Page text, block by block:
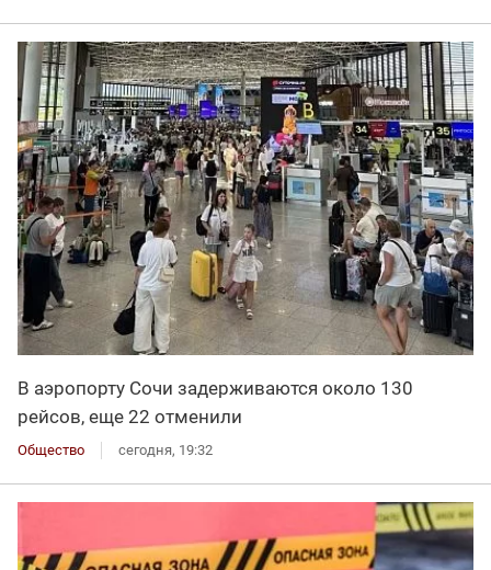
В аэропорту Сочи задерживаются около 130
рейсов, еще 22 отменили
Общество сегодня, 19:32